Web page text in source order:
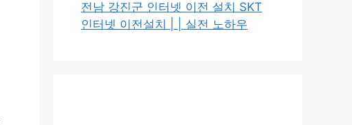
전남 강진군 인터넷 이전 설치 SKT
인터넷 이전설치 | | 실전 노하우